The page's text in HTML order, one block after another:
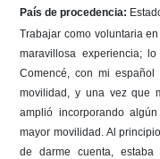
País de procedencia:
Trabajar como voluntaria
maravillosa experiencia;
Comencé, con mi
movilidad, y una vez que
amplió incorporando
mayor movilidad. Al
de darme cuenta,